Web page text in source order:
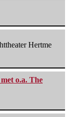
Hertme
o.a. The